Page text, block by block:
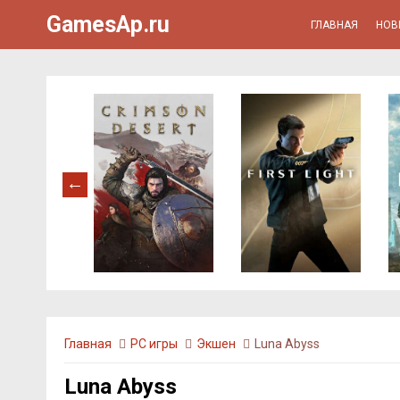
GamesAp.ru ГЛАВНАЯ
Главная PC игры Экшен Luna Abyss
Luna Abyss